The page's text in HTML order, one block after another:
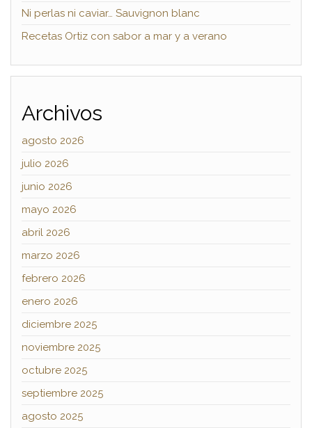
Ni perlas ni caviar… Sauvignon blanc
Recetas Ortiz con sabor a mar y a verano
Archivos
agosto 2026
julio 2026
junio 2026
mayo 2026
abril 2026
marzo 2026
febrero 2026
enero 2026
diciembre 2025
noviembre 2025
octubre 2025
septiembre 2025
agosto 2025